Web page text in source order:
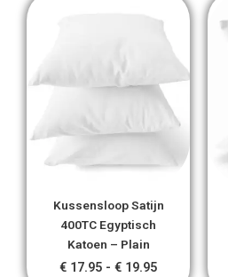
Kussensloop Satijn
400TC Egyptisch
Katoen – Plain
€ 17.95 - € 19.95
€ 17.95
tot
€ 19.95